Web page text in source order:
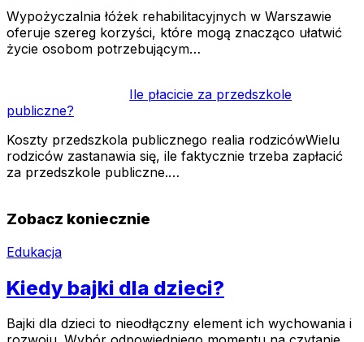
Wypożyczalnia łóżek rehabilitacyjnych w Warszawie
oferuje szereg korzyści, które mogą znacząco ułatwić
życie osobom potrzebującym…
Ile płacicie za przedszkole
publiczne?
Koszty przedszkola publicznego realia rodzicówWielu
rodziców zastanawia się, ile faktycznie trzeba zapłacić
za przedszkole publiczne.…
Zobacz koniecznie
Edukacja
Kiedy bajki dla dzieci?
Bajki dla dzieci to nieodłączny element ich wychowania i